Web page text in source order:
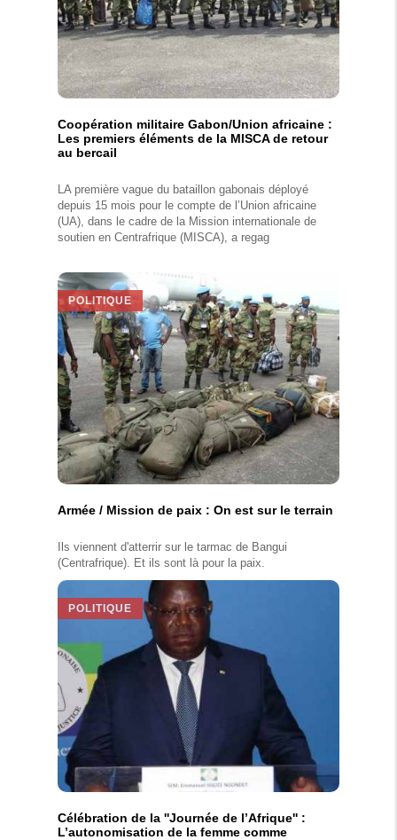
Coopération militaire Gabon/Union africaine :
Les premiers éléments de la MISCA de retour
au bercail
LA première vague du bataillon gabonais déployé
depuis 15 mois pour le compte de l’Union africaine
(UA), dans le cadre de la Mission internationale de
soutien en Centrafrique (MISCA), a regag
POLITIQUE
Armée / Mission de paix : On est sur le terrain
Ils viennent d'atterrir sur le tarmac de Bangui
(Centrafrique). Et ils sont là pour la paix.
POLITIQUE
Célébration de la ''Journée de l’Afrique'' :
L’autonomisation de la femme comme